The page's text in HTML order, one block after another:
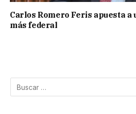
Carlos Romero Feris apuesta a
más federal